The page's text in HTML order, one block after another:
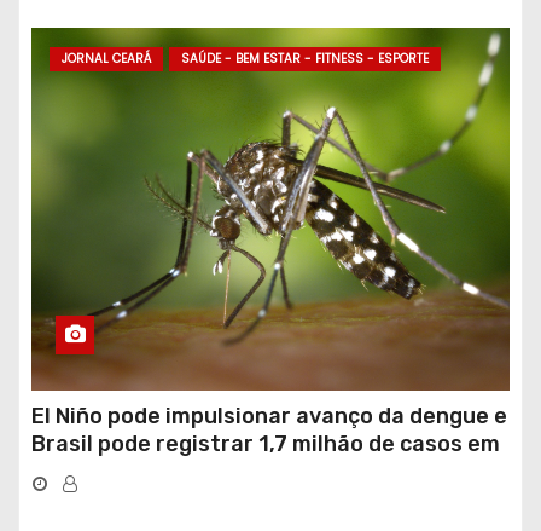
JORNAL CEARÁ SAÚDE - BEM ESTAR - FITNESS - ESPORTE
El Niño pode impulsionar avanço da dengue e
Brasil pode registrar 1,7 milhão de casos em
2027